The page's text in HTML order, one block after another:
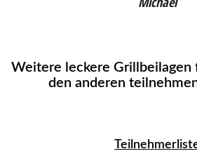
Weitere leckere Grillbeilagen
den anderen